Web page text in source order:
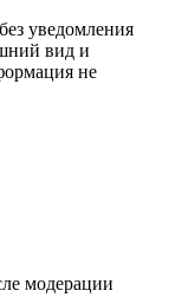
уведомления
вид и
не
модерации